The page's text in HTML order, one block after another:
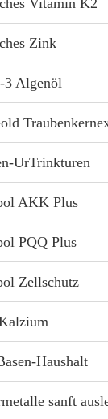
hemmt
UrTrinktur
schafft Klarheit.
Vitamin K2
Zink
3 Algenöl
UrTrinkturen
AKK Plus
PQQ Plus
Zellschutz
Haushalt
sanft